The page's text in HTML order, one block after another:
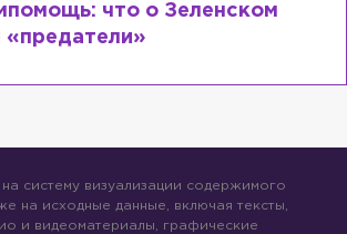
как Лера Кудрявцева
систему визуализации содержимого
на исходные данные, включая тексты,
и видеоматериалы, графические